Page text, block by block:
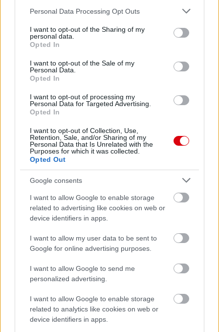
Please note that this website/app uses one or more Google
not limited to your visit or usage behaviour. You may click to
grant or deny consent to Google and its third-party tags to
use your data for below specified purposes in below Google
consent section.
Personal Data Processing Opt Outs
I want to opt-out of the Sharing of my
personal data.
Opted In
I want to opt-out of the Sale of my
Personal Data.
Opted In
I want to opt-out of processing my
Personal Data for Targeted Advertising.
Opted In
I want to opt-out of Collection, Use,
Retention, Sale, and/or Sharing of my
Personal Data that Is Unrelated with the
Purposes for which it was collected.
Opted Out
Google consents
I want to allow Google to enable storage
related to advertising like cookies on web or
device identifiers in apps.
I want to allow my user data to be sent to
Google for online advertising purposes.
I want to allow Google to send me
personalized advertising.
I want to allow Google to enable storage
related to analytics like cookies on web or
device identifiers in apps.
Paris Saint-Germain
Manchester United
Felkészülési szezon 4. mérkőzés
Nya Ullevi, Göteborg
2026-08-08 17:00
0 nap 3 óra 33 perc 28 másodperc
AC MilanvsManchester United2026-08-15 18:00
ELŐZŐ MÉRKŐZÉSEK